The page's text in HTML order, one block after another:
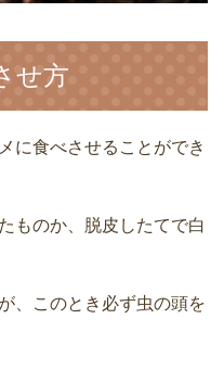
せ方
に食べさせることができ
ものか、脱皮したてで白
、このとき必ず虫の頭を